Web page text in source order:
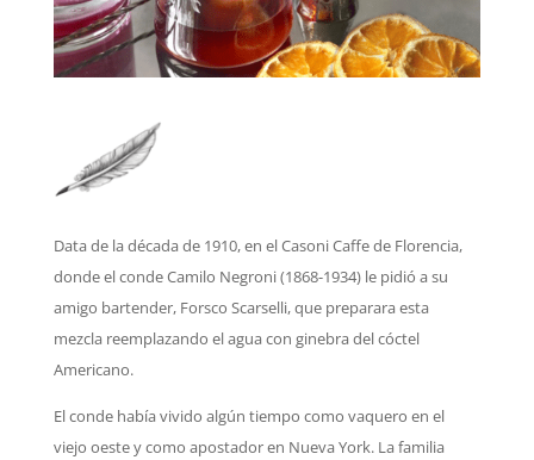
Data de la década de 1910, en el Casoni Caffe de Florencia,
donde el conde Camilo Negroni (1868-1934) le pidió a su
amigo bartender, Forsco Scarselli, que preparara esta
mezcla reemplazando el agua con ginebra del cóctel
Americano.
El conde había vivido algún tiempo como vaquero en el
viejo oeste y como apostador en Nueva York. La familia